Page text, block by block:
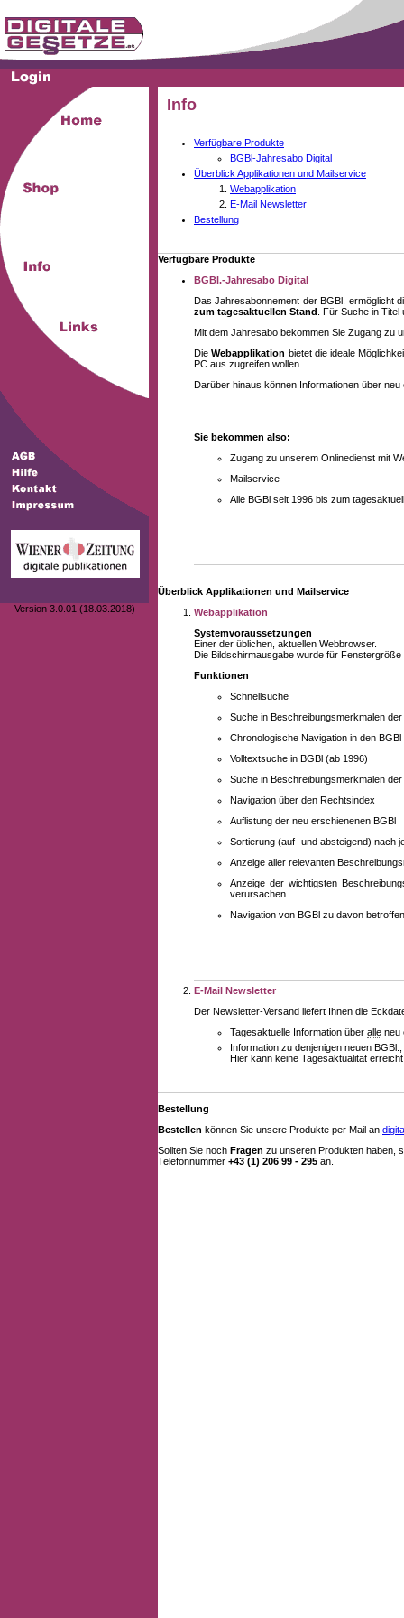
Version 3.0.01 (18.03.2018)
Info
Verfügbare Produkte
BGBl-Jahresabo Digital
Überblick Applikationen und Mailservice
Webapplikation
E-Mail Newsletter
Bestellung
Verfügbare Produkte
BGBl.-Jahresabo Digital
Das Jahresabonnement der BGBl. ermöglicht
zum tagesaktuellen Stand . Für Suche in
Mit dem Jahresabo bekommen Sie Zugang zu
DieWebapplikation bietet die ideale
PC aus zugreifen wollen.
Darüber hinaus können Informationen über
Sie bekommen also:
Zugang zu unserem Onlinedienst mit
Mailservice
Alle BGBl seit 1996 bis zum
Überblick Applikationen und Mailservice
Webapplikation
Systemvoraussetzungen
Einer der üblichen, aktuellen Webbrowser.
Die Bildschirmausgabe wurde für
Funktionen
Schnellsuche
Suche in Beschreibungsmerkmalen
Chronologische Navigation in den BGBl
Volltextsuche in BGBl (ab 1996)
Suche in Beschreibungsmerkmalen
Navigation über den Rechtsindex
Auflistung der neu erschienenen BGBl
Sortierung (auf- und absteigend) nach
Anzeige aller relevanten
Anzeige der wichtigsten
verursachen.
Navigation von BGBl zu davon
E-Mail Newsletter
Der Newsletter-Versand liefert Ihnen die
Tagesaktuelle Information über alle neu
Information zu denjenigen neuen
Hier kann keine Tagesaktualität
Bestellung
Bestellen können Sie unsere Produkte per Mail an
Sollten Sie noch Fragen zu unseren Produkten haben,
Telefonnummer +43 (1) 206 99 - 295 an.